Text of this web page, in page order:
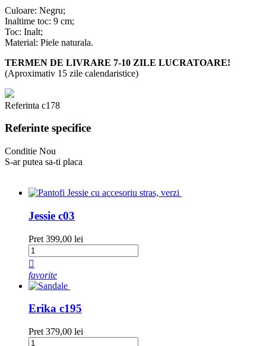
Culoare: Negru;
Inaltime toc: 9 cm;
Toc: Inalt;
Material: Piele naturala.
TERMEN DE LIVRARE 7-10 ZILE LUCRATOARE!
(Aproximativ 15 zile calendaristice)
Referinta c178
Referinte specifice
Conditie Nou
S-ar putea sa-ti placa
Jessie c03
Pret 399,00 lei

favorite
Erika c195
Pret 379,00 lei